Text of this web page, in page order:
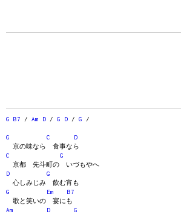
G B7 / Am D / G D / G /
G C
D
京の味なら 食事なら
C
G
京都 先斗町の いづもやへ
D
G
心しみじみ 飲む宵も
G
Em
B7
歌と笑いの 宴にも
Am
D
G